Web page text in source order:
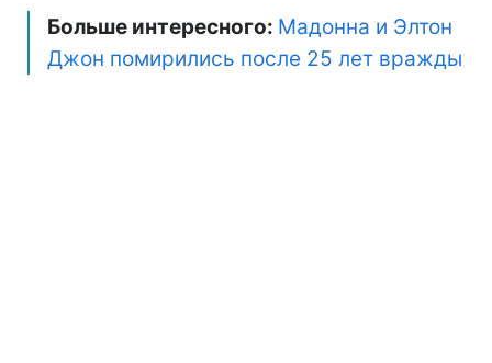
Больше интересного: Мадонна и Элтон
Джон помирились после 25 лет вражды